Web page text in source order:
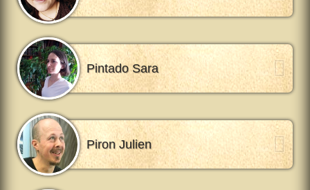
Pintado Sara
Piron Julien